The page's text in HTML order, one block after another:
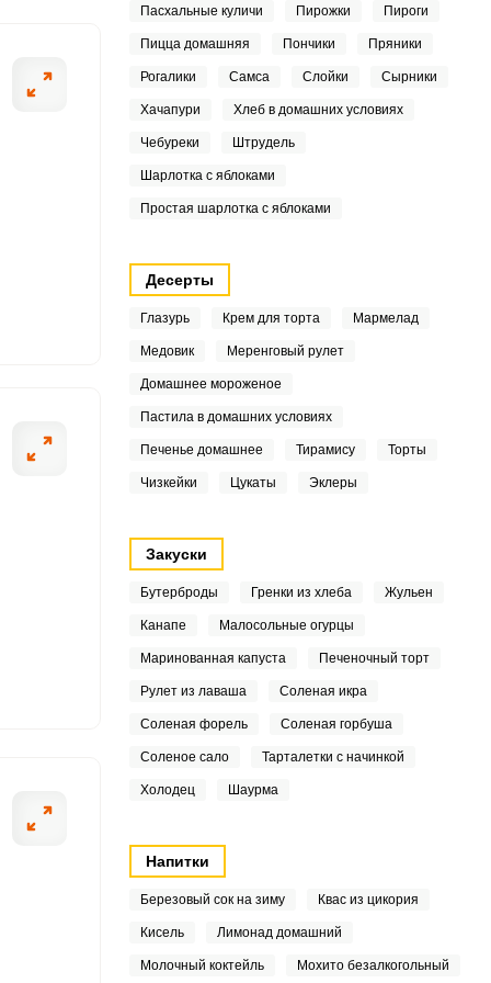
Пасхальные куличи Пирожки Пироги
Пицца домашняя Пончики Пряники
Рогалики Самса Слойки Сырники
Хачапури Хлеб в домашних условиях
Чебуреки Штрудель
Шарлотка с яблоками
Простая шарлотка с яблоками
Десерты
Глазурь Крем для торта Мармелад
Медовик Меренговый рулет
Домашнее мороженое
Пастила в домашних условиях
Печенье домашнее Тирамису Торты
Чизкейки Цукаты Эклеры
Закуски
Бутерброды Гренки из хлеба Жульен
Канапе Малосольные огурцы
Маринованная капуста Печеночный торт
Рулет из лаваша Соленая икра
Соленая форель Соленая горбуша
Соленое сало Тарталетки с начинкой
Холодец Шаурма
Напитки
Березовый сок на зиму Квас из цикория
Кисель Лимонад домашний
Молочный коктейль Мохито безалкогольный
ШАГ